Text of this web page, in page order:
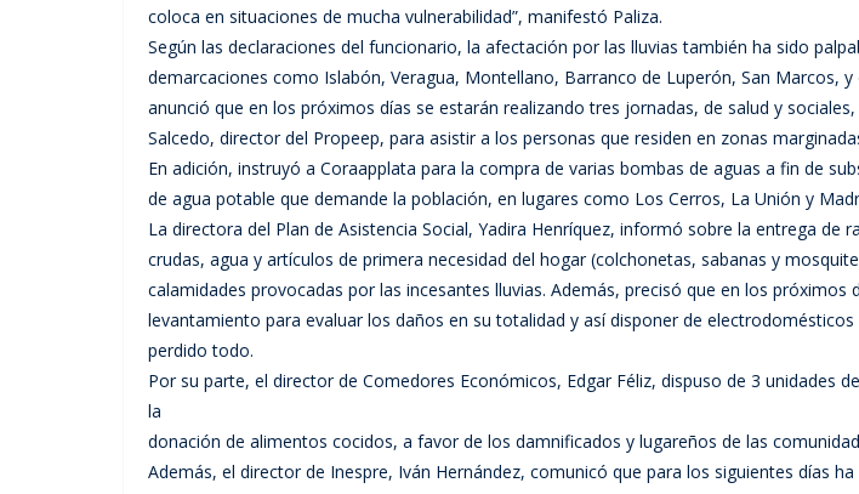
coloca en situaciones de mucha vulnerabilidad”, manifestó Paliza.
Según las declaraciones del funcionario, la afectación por las lluvias también ha sido
demarcaciones como Islabón, Veragua, Montellano, Barranco de Luperón, San Marcos,
anunció que en los próximos días se estarán realizando tres jornadas, de salud y
Salcedo, director del Propeep, para asistir a los personas que residen en zonas
En adición, instruyó a Coraapplata para la compra de varias bombas de aguas a fin de
de agua potable que demande la población, en lugares como Los Cerros, La Unión y
La directora del Plan de Asistencia Social, Yadira Henríquez, informó sobre la entrega de
crudas, agua y artículos de primera necesidad del hogar (colchonetas, sabanas y
calamidades provocadas por las incesantes lluvias. Además, precisó que en los próximos
levantamiento para evaluar los daños en su totalidad y así disponer de electrodomésticos
perdido todo.
Por su parte, el director de Comedores Económicos, Edgar Féliz, dispuso de 3 unidades
la
donación de alimentos cocidos, a favor de los damnificados y lugareños de las
Además, el director de Inespre, Iván Hernández, comunicó que para los siguientes días ha